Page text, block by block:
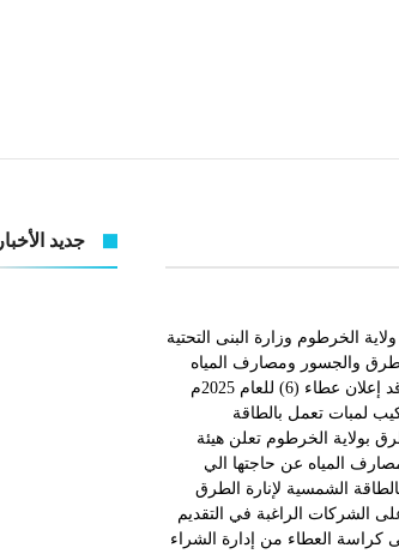
2025/6/25م ولاية الخرطوم وزارة البنى التحتية
والجسور ومصارف المياه
إدارة الشراء والتعاقد إعلان عطاء (6) للعام 2025م
لمبات تعمل بالطاقة
بولاية الخرطوم تعلن هيئة
المياه عن حاجتها الي
الشمسية لإنارة الطرق
الشركات الراغبة في التقديم
كراسة العطاء من إدارة الشراء
جديد الأخبار